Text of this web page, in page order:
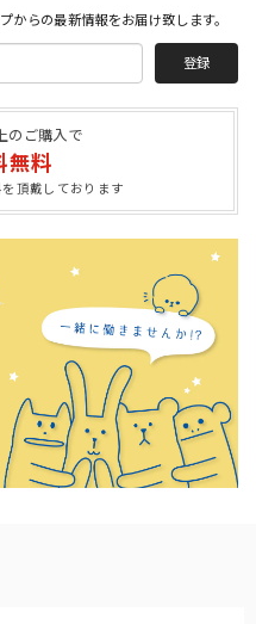
からの最新情報をお届け致します。
登録
のご購入で
無料
頂戴しております